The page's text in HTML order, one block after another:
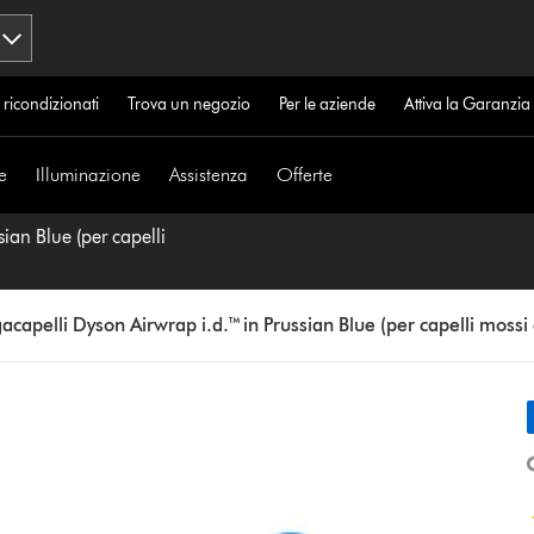
ricondizionati Trova un negozio Per le aziende Attiva la
Illuminazione Assistenza Offerte
Blue (per capelli
Dyson Airwrap i.d.™ in Prussian Blue (per capelli mossi